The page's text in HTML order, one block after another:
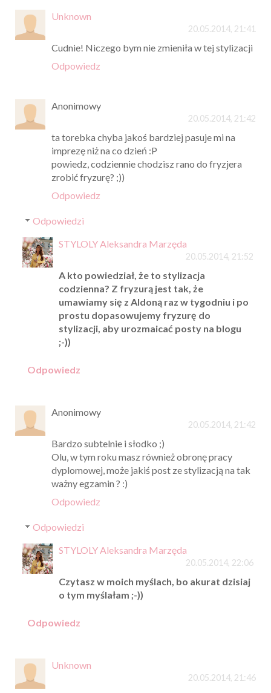
Unknown
20.05.2014, 21:41
Cudnie! Niczego bym nie zmieniła w tej stylizacji
Odpowiedz
Anonimowy
20.05.2014, 21:42
ta torebka chyba jakoś bardziej pasuje mi na
imprezę niż na co dzień :P
powiedz, codziennie chodzisz rano do fryzjera
zrobić fryzurę? ;))
Odpowiedz
Odpowiedzi
STYLOLY Aleksandra Marzęda
20.05.2014, 21:52
A kto powiedział, że to stylizacja
codzienna? Z fryzurą jest tak, że
umawiamy się z Aldoną raz w tygodniu i po
prostu dopasowujemy fryzurę do
stylizacji, aby urozmaicać posty na blogu
;-))
Odpowiedz
Anonimowy
20.05.2014, 21:42
Bardzo subtelnie i słodko ;)
Olu, w tym roku masz również obronę pracy
dyplomowej, może jakiś post ze stylizacją na tak
ważny egzamin ? :)
Odpowiedz
Odpowiedzi
STYLOLY Aleksandra Marzęda
20.05.2014, 22:06
Czytasz w moich myślach, bo akurat dzisiaj
o tym myślałam ;-))
Odpowiedz
Unknown
20.05.2014, 21:46